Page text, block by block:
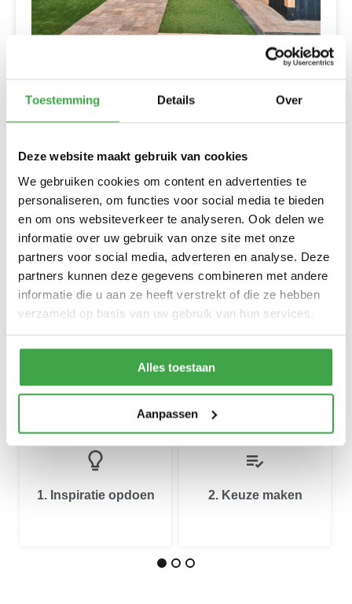
Toestemming Details Over
Deze website maakt gebruik van cookies
We gebruiken cookies om content en advertenties te
personaliseren, om functies voor social media te bieden
en om ons websiteverkeer te analyseren. Ook delen we
informatie over uw gebruik van onze site met onze
partners voor social media, adverteren en analyse. Deze
partners kunnen deze gegevens combineren met andere
informatie die u aan ze heeft verstrekt of die ze hebben
verzameld op basis van uw gebruik van hun services.
Alles toestaan
Aanpassen
De Tuinbeurs Werkwijze
Van inspiratie opdoen, samen brainstormen met onze adviseurs
Tuinbeurs Nederland in Emmen heeft het grootste overdekte
Experience Center van Nederland. Mede dankzij onze eigen
houtbouw- en blokhutten productiefabriek kunnen wij
en meer…) precies maken zoals u dat in gedachten heeft. Wij
bieden voor ieder wat wils!
2. Keuze maken
3. Bestellen en
inmeten